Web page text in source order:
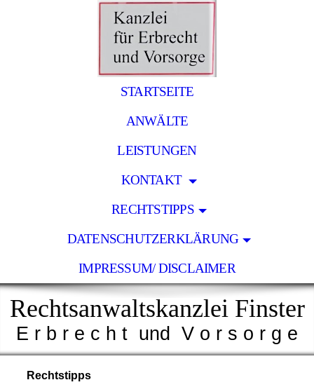
STARTSEITE
ANWÄLTE
LEISTUNGEN
KONTAKT
RECHTSTIPPS
DATENSCHUTZERKLÄRUNG
IMPRESSUM/ DISCLAIMER
Rechtsanwaltskanzlei Finster
E r b r e c h t und V o r s o r g e
Rechtstipps